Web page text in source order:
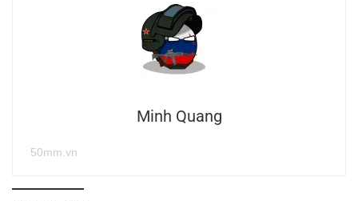
Minh Quang
50mm.vn